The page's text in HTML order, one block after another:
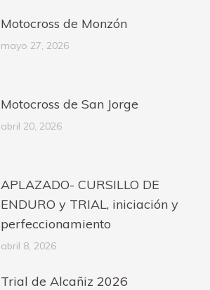
Motocross de Monzón
mayo 27, 2026
Motocross de San Jorge
abril 20, 2026
APLAZADO- CURSILLO DE
ENDURO y TRIAL, iniciación y
perfeccionamiento
abril 8, 2026
Trial de Alcañiz 2026